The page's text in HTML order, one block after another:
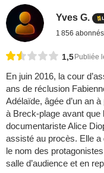
Yves G.
1 856 abonnés
1,5 Publiée
En juin 2016, la cour
ans de réclusion
Adélaïde, âgée d’un an
à Breck-plage avant que
documentariste Alice
assisté au procès. Elle a
le nom des
salle d’audience et en